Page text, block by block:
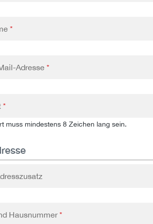
*
Adresse *
*
muss mindestens 8 Zeichen lang sein.
Hausnummer*